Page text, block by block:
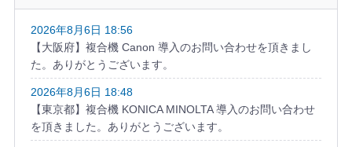
2026年8月6日 18:56
【大阪府】複合機 Canon 導入のお問い合わせを頂きまし
た。ありがとうございます。
2026年8月6日 18:48
【東京都】複合機 KONICA MINOLTA 導入のお問い合わせ
を頂きました。ありがとうございます。